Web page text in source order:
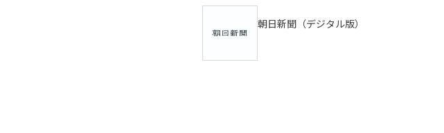
朝日新聞（デジタル版）